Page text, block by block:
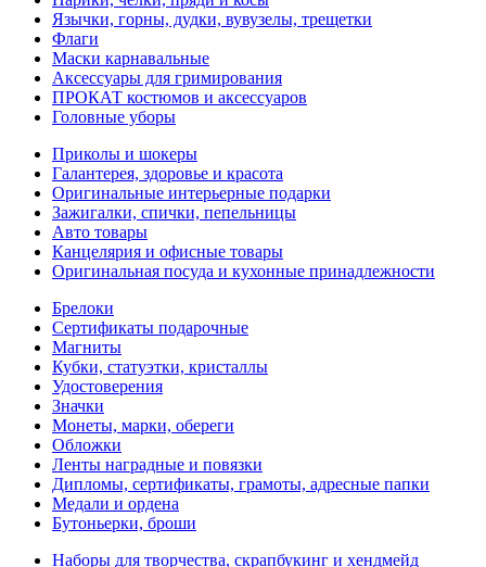
Язычки, горны, дудки, вувузелы, трещетки
Флаги
Маски карнавальные
Аксессуары для гримирования
ПРОКАТ костюмов и аксессуаров
Головные уборы
Приколы и шокеры
Галантерея, здоровье и красота
Оригинальные интерьерные подарки
Зажигалки, спички, пепельницы
Авто товары
Канцелярия и офисные товары
Оригинальная посуда и кухонные принадлежности
Брелоки
Сертификаты подарочные
Магниты
Кубки, статуэтки, кристаллы
Удостоверения
Значки
Монеты, марки, обереги
Обложки
Ленты наградные и повязки
Дипломы, сертификаты, грамоты, адресные папки
Медали и ордена
Бутоньерки, броши
Наборы для творчества, скрапбукинг и хендмейд